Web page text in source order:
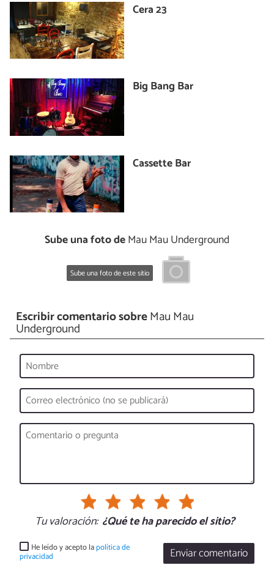
Cera 23
Big Bang Bar
Cassette Bar
Sube una foto deMau Mau Underground
Sube una foto de este sitio
Escribir comentario sobreMau Mau
Underground
Tu valoración: ¿Qué te ha parecido el sitio?
Enviar comentario
He leído y acepto lapolítica de
privacidad